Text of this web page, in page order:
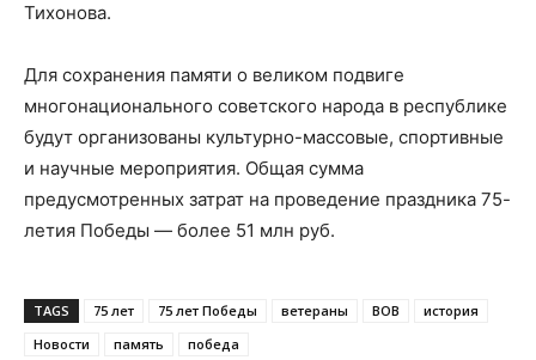
Тихонова.
Для сохранения памяти о великом подвиге
многонационального советского народа в республике
будут организованы культурно-массовые, спортивные
и научные мероприятия. Общая сумма
предусмотренных затрат на проведение праздника 75-
летия Победы — более 51 млн руб.
TAGS 75 лет 75 лет Победы ветераны ВОВ
история
Новости
память победа